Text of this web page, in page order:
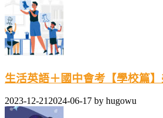
生活英語＋國中會考【學校篇
2023-12-212024-06-17 by hugowu